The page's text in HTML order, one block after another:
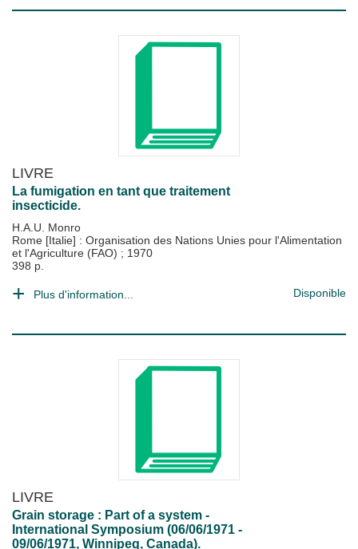
LIVRE
La fumigation en tant que traitement
insecticide.
H.A.U. Monro
Rome [Italie] : Organisation des Nations Unies pour l'Alimentation
et l'Agriculture (FAO) ; 1970
398 p.
Plus d'information... Disponible
LIVRE
Grain storage : Part of a system -
International Symposium (06/06/1971 -
09/06/1971, Winnipeg, Canada).